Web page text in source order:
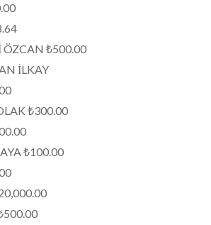
ÖZCAN ₺500.00
İLKAY
₺300.00
₺100.00